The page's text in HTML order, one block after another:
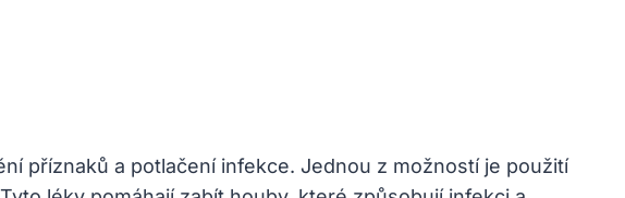
příznaků a potlačení infekce. Jednou z možností je použití